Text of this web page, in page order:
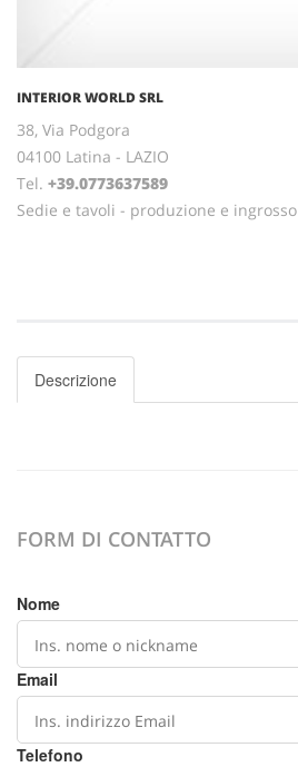
INTERIOR WORLD SRL
38, Via Podgora
04100 Latina - LAZIO
Tel. +39.0773637589
Sedie e tavoli - produzione e ingrosso
Descrizione
FORM DI CONTATTO
Nome
Email
Telefono